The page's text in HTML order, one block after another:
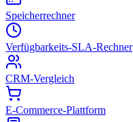
Speicherrechner
Verfügbarkeits-SLA-Rechner
CRM-Vergleich
E-Commerce-Plattform